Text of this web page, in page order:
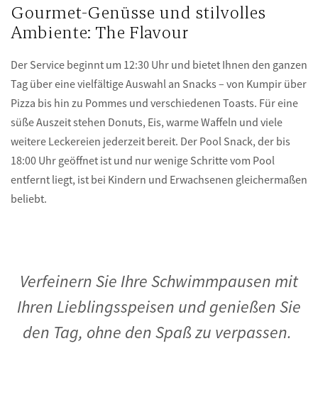
Gourmet-Genüsse und stilvolles
Ambiente: The Flavour
Der Service beginnt um 12:30 Uhr und bietet Ihnen den ganzen
Tag über eine vielfältige Auswahl an Snacks – von Kumpir über
Pizza bis hin zu Pommes und verschiedenen Toasts. Für eine
süße Auszeit stehen Donuts, Eis, warme Waffeln und viele
weitere Leckereien jederzeit bereit. Der Pool Snack, der bis
18:00 Uhr geöffnet ist und nur wenige Schritte vom Pool
entfernt liegt, ist bei Kindern und Erwachsenen gleichermaßen
beliebt.
Verfeinern Sie Ihre Schwimmpausen mit
Ihren Lieblingsspeisen und genießen Sie
den Tag, ohne den Spaß zu verpassen.